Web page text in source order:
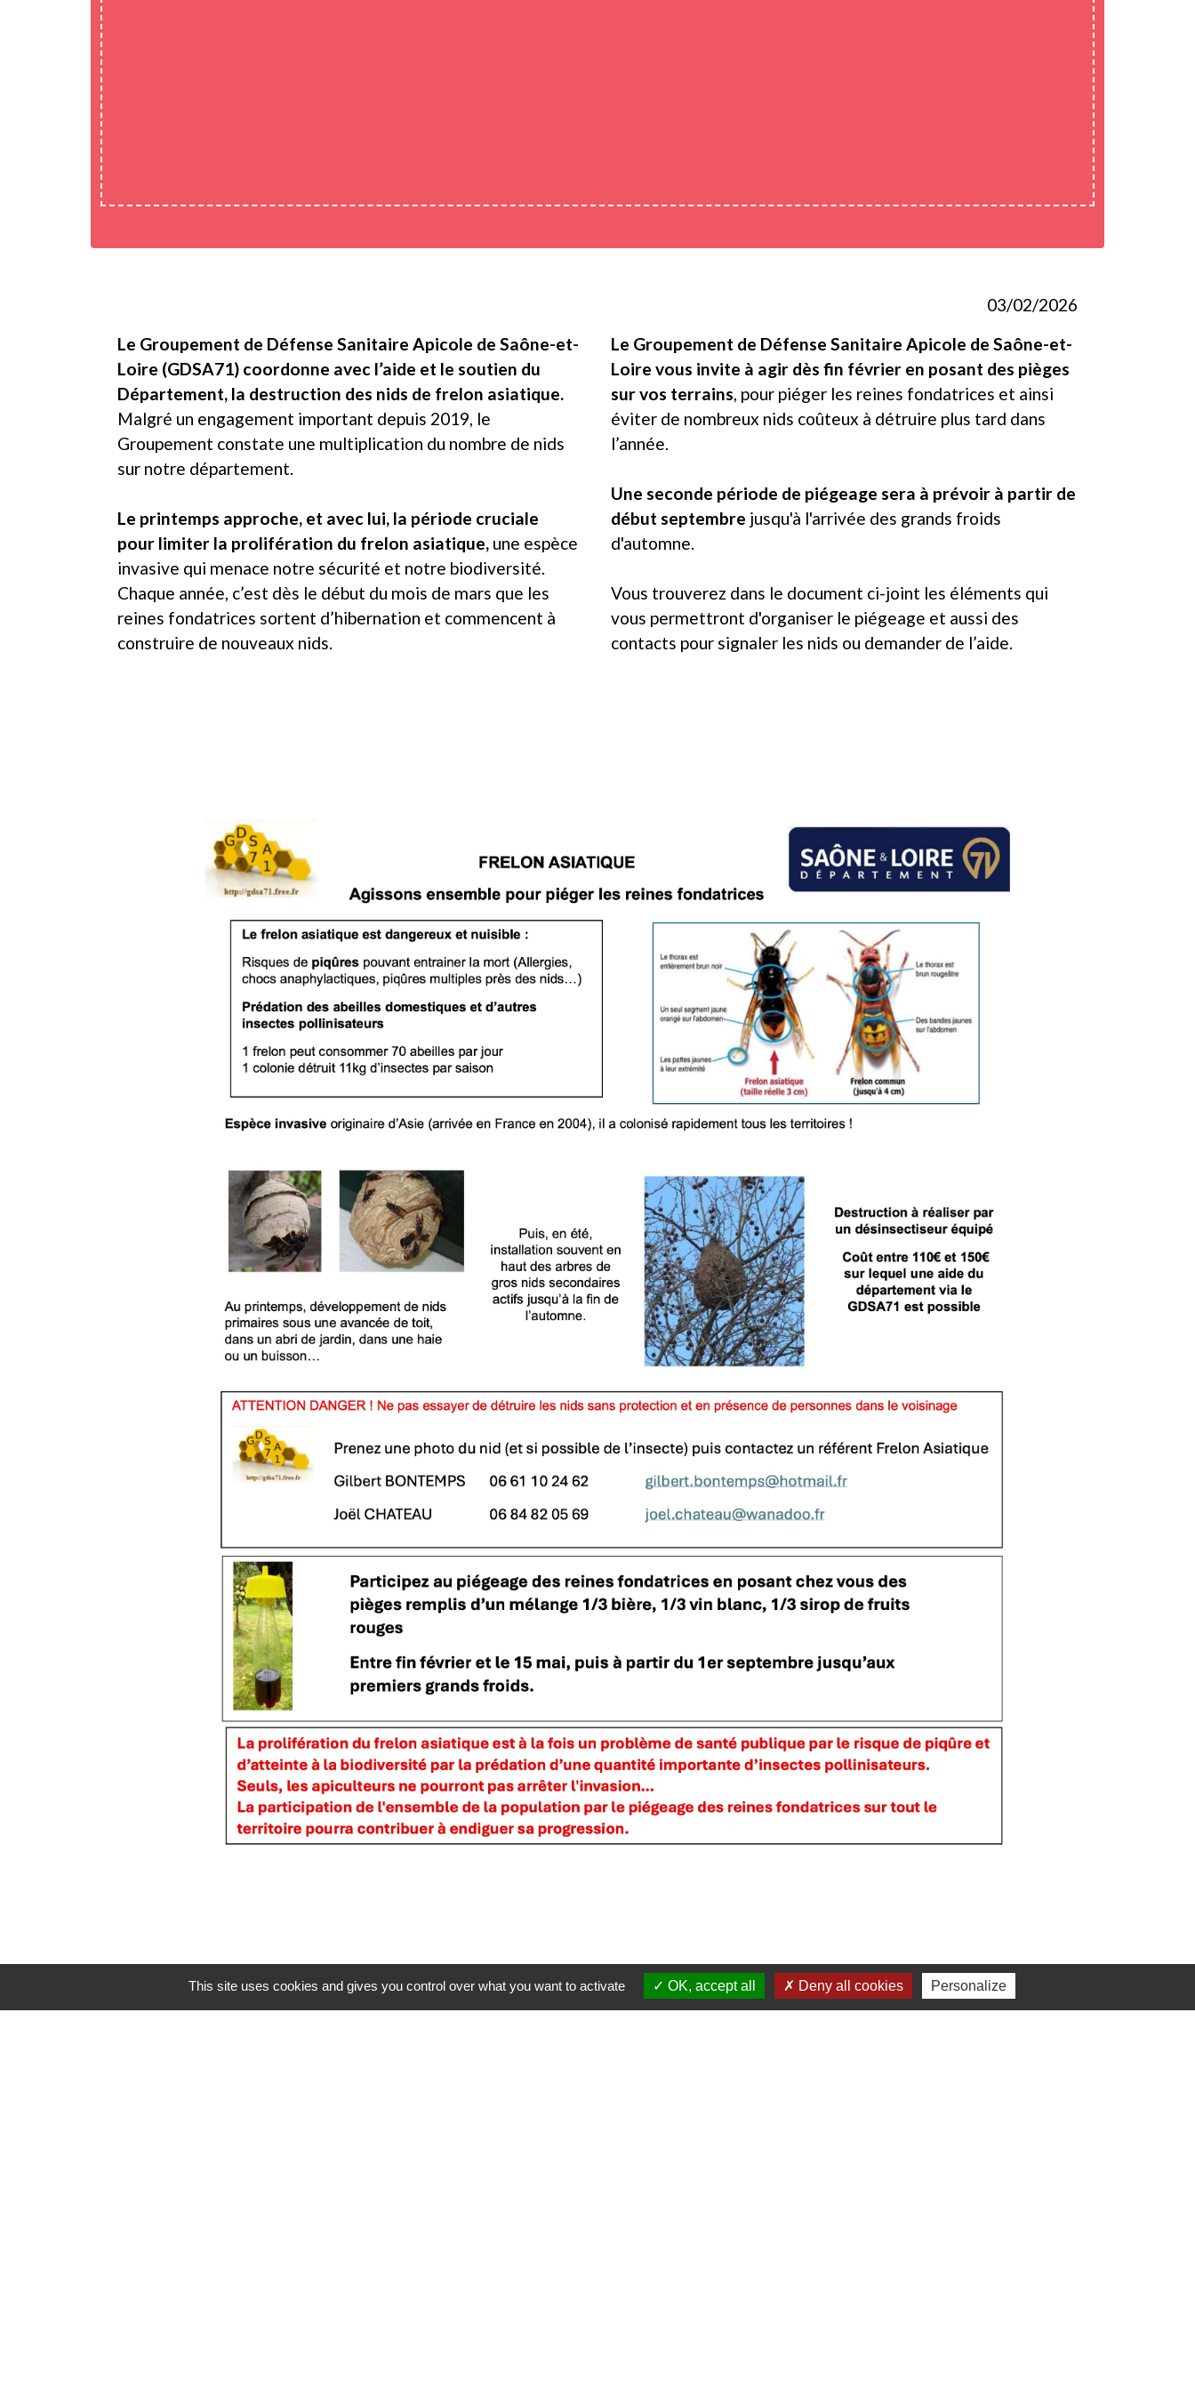
03/02/2026
Le Groupement de Défense Sanitaire Apicole de Saône-et-
Loire (GDSA71) coordonne avec l’aide et le soutien du
Département, la destruction des nids de frelon asiatique.
Malgré un engagement important depuis 2019, le
Groupement constate une multiplication du nombre de nids
sur notre département.
Le printemps approche, et avec lui, la période cruciale
pour limiter la prolifération du frelon asiatique, une espèce
invasive qui menace notre sécurité et notre biodiversité.
Chaque année, c’est dès le début du mois de mars que les
reines fondatrices sortent d’hibernation et commencent à
construire de nouveaux nids.
Le Groupement de Défense Sanitaire Apicole de Saône-et-
Loire vous invite à agir dès fin février en posant des pièges
sur vos terrains, pour piéger les reines fondatrices et ainsi
éviter de nombreux nids coûteux à détruire plus tard dans
l’année.
Une seconde période de piégeage sera à prévoir à partir de
début septembre jusqu'à l'arrivée des grands froids
d'automne.
Vous trouverez dans le document ci-joint les éléments qui
vous permettront d'organiser le piégeage et aussi des
contacts pour signaler les nids ou demander de l’aide.
This site uses cookies and gives you control over what you want to activate OK, accept all Deny all cookies Personalize